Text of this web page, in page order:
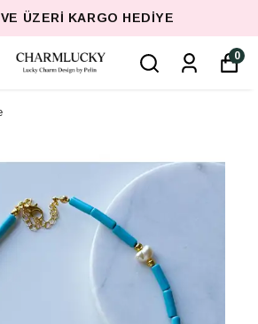
ÜZERI KARGO HEDIYE
0